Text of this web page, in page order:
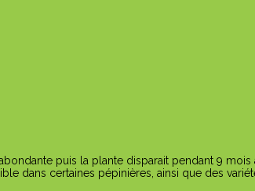
puis la plante disparait pendant 9 mois
dans certaines pépinières, ainsi que des